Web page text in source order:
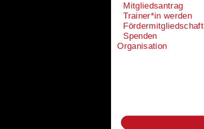
Mitgliedsantrag
Trainer*in werden
Fördermitgliedschaft
Spenden
Organisation